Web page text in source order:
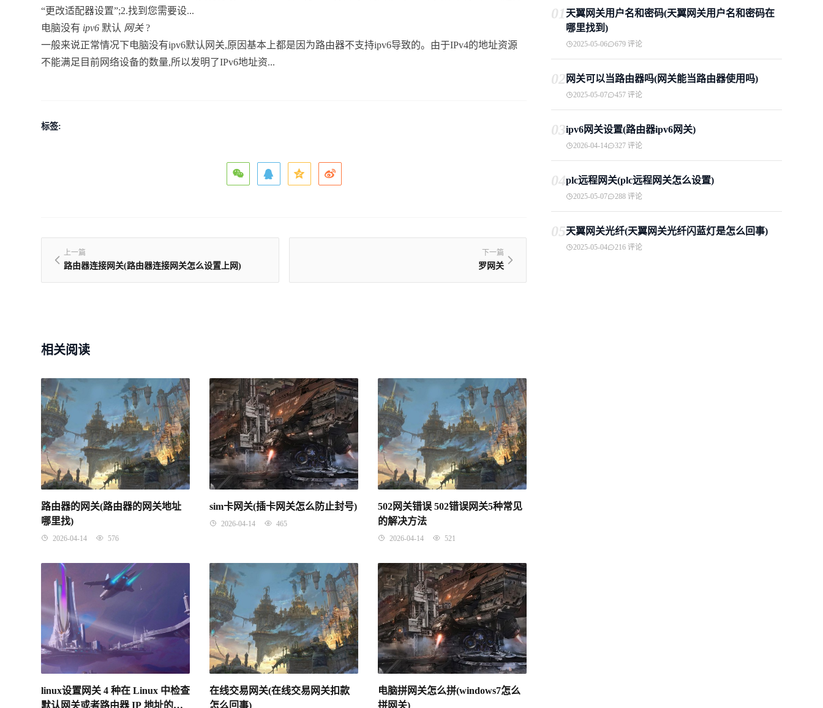
“更改适配器设置”;2.找到您需要设...
电脑没有 ipv6 默认 网关?
一般来说正常情况下电脑没有ipv6默认网关,原因基本上都是因为路由器不支持ipv6导致的。由于IPv4的地址资源
不能满足目前网络设备的数量,所以发明了IPv6地址资...
标签:
上一篇
路由器连接网关(路由器连接网关怎么设置上网)
下一篇
罗网关
相关阅读
路由器的网关(路由器的网关地址
哪里找)
2026-04-14 576
sim卡网关(插卡网关怎么防止封号)
2026-04-14 465
502网关错误 502错误网关5种常见
的解决方法
2026-04-14 521
linux设置网关 4 种在 Linux 中检查
默认网关或者路由器 IP 地址的方
在线交易网关(在线交易网关扣款
怎么回事)
电脑拼网关怎么拼(windows7怎么
拼网关)
工具也是预防的关键措施随着技术的发展我们期
待更多智能化的工具来帮助避免这类提升网络的
稳定性和安全性"
01天翼网关用户名和密码(天翼网关用户名和密码在
哪里找到)
2025-05-06 679 评论
02 网关可以当路由器吗(网关能当路由器使用吗)
2025-05-07 457 评论
03ipv6网关设置(路由器ipv6网关)
2026-04-14 327 评论
04plc远程网关(plc远程网关怎么设置)
2025-05-07 288 评论
05天翼网关光纤(天翼网关光纤闪蓝灯是怎么回事)
2025-05-04 216 评论